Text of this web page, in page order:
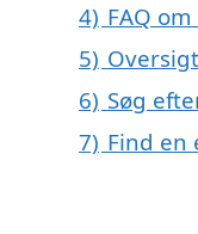
4) FAQ
5)
6) Søg
7) Find en